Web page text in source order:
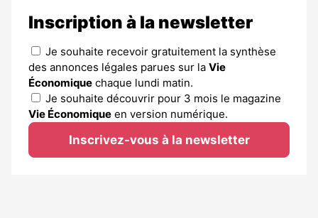
Inscription à la newsletter
Je souhaite recevoir gratuitement la synthèse
des annonces légales parues sur la Vie
Économique chaque lundi matin.
Je souhaite découvrir pour 3 mois le magazine
Vie Économique en version numérique.
Inscrivez-vous à la newsletter